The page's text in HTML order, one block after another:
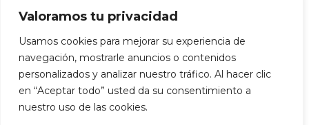
Valoramos tu privacidad
Usamos cookies para mejorar su experiencia de
navegación, mostrarle anuncios o contenidos
personalizados y analizar nuestro tráfico. Al hacer clic
en “Aceptar todo” usted da su consentimiento a
nuestro uso de las cookies.